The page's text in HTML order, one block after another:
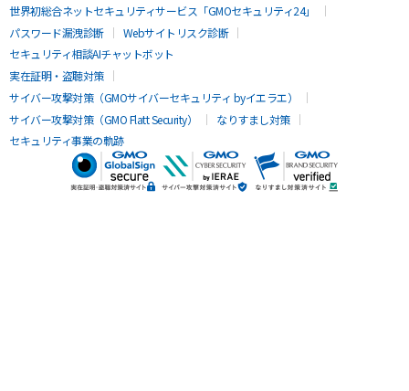
世界初総合ネットセキュリティサービス「GMOセキュリティ24」
パスワード漏洩診断
Webサイトリスク診断
セキュリティ相談AIチャットボット
実在証明・盗聴対策
サイバー攻撃対策（GMOサイバーセキュリティ byイエラエ）
サイバー攻撃対策（GMO Flatt Security）
なりすまし対策
セキュリティ事業の軌跡